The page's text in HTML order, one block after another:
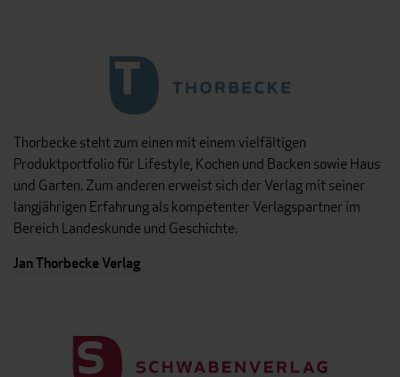
Thorbecke steht zum einen mit einem vielfältigen
Produktportfolio für Lifestyle, Kochen und Backen sowie Haus
und Garten. Zum anderen erweist sich der Verlag mit seiner
langjährigen Erfahrung als kompetenter Verlagspartner im
Bereich Landeskunde und Geschichte.
Jan Thorbecke Verlag